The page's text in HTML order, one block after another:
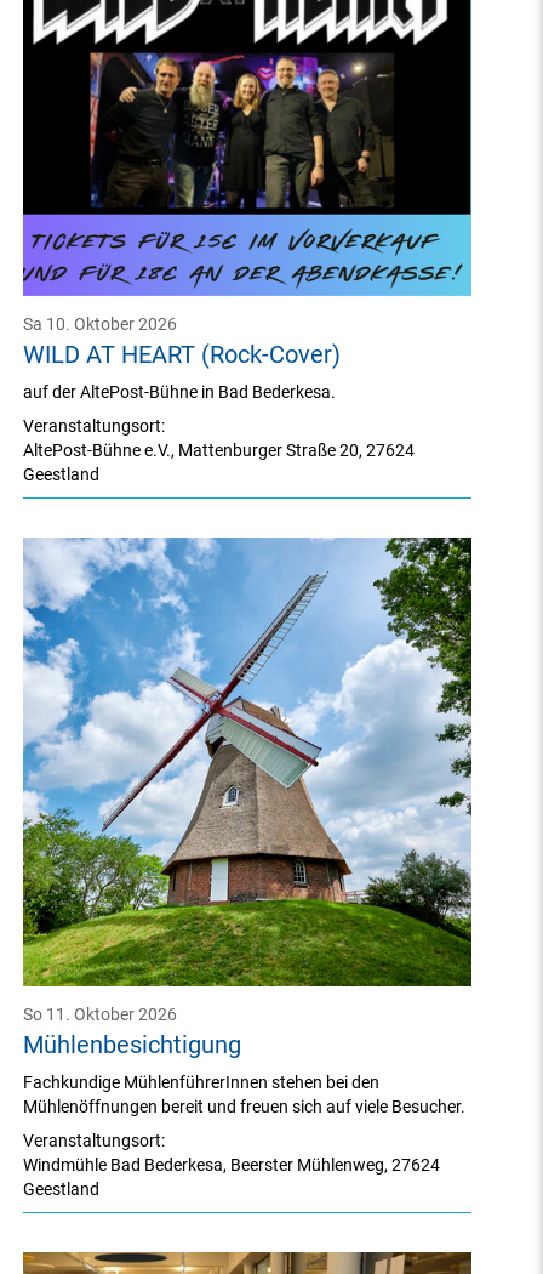
WILD AT HEART (Rock-Cover)
Sa 10. Oktober 2026
Veranstaltungsort:
AltePost-Bühne e.V., Mattenburger Straße 20,27624
Geestland
auf der AltePost-Bühne in Bad Bederkesa.
Mühlenbesichtigung
So 11. Oktober 2026
Veranstaltungsort:
Windmühle Bad Bederkesa, Beerster Mühlenweg,27624
Geestland
Fachkundige MühlenführerInnen stehen bei den
Mühlenöffnungen bereit und freuen sich auf viele Besucher.